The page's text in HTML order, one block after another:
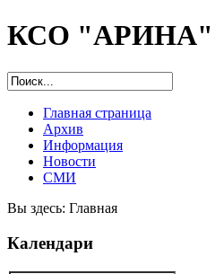
КСО "АРИНА"
Главная страница
Архив
Информация
Новости
СМИ
Вы здесь: Главная
Календари